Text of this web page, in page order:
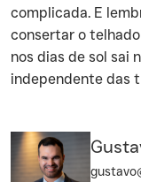
complicada. E
consertar o
nos dias de sol sai
independente das